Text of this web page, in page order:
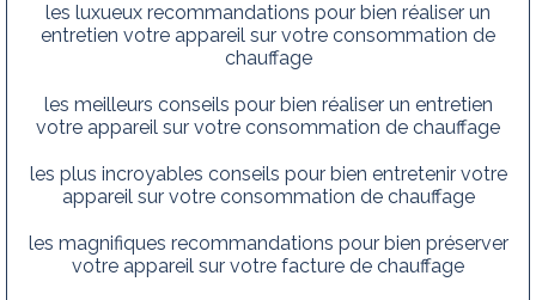
les luxueux recommandations pour bien réaliser un
entretien votre appareil sur votre consommation de
chauffage
les meilleurs conseils pour bien réaliser un entretien
votre appareil sur votre consommation de chauffage
les plus incroyables conseils pour bien entretenir votre
appareil sur votre consommation de chauffage
les magnifiques recommandations pour bien préserver
votre appareil sur votre facture de chauffage